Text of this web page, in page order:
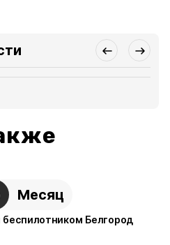
Месяц
беспилотником Белгород